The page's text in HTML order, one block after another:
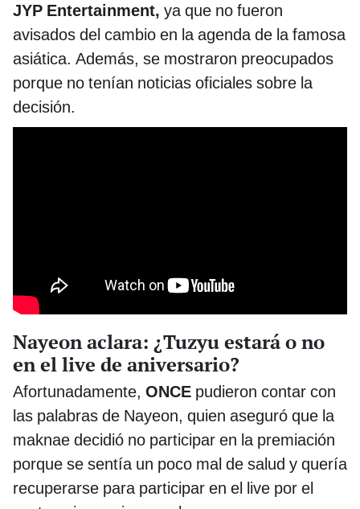
JYP Entertainment, ya que no fueron
avisados del cambio en la agenda de la famosa
asiática. Además, se mostraron preocupados
porque no tenían noticias oficiales sobre la
decisión.
Nayeon aclara: ¿Tuzyu estará o no
en el live de aniversario?
Afortunadamente, ONCE pudieron contar con
las palabras de Nayeon, quien aseguró que la
maknae decidió no participar en la premiación
porque se sentía un poco mal de salud y quería
recuperarse para participar en el live por el